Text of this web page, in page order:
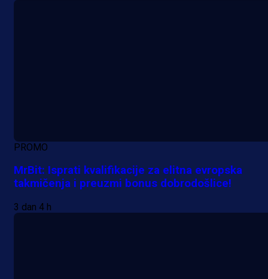
PROMO
MrBit: Isprati kvalifikacije za elitna evropska
takmičenja i preuzmi bonus dobrodošlice!
3 dan 4 h